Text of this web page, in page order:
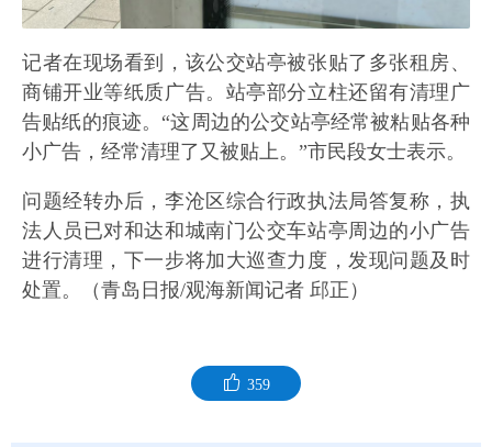
记者在现场看到，该公交站亭被张贴了多张租房、
商铺开业等纸质广告。站亭部分立柱还留有清理广
告贴纸的痕迹。“这周边的公交站亭经常被粘贴各种
小广告，经常清理了又被贴上。”市民段女士表示。
问题经转办后，李沧区综合行政执法局答复称，执
法人员已对和达和城南门公交车站亭周边的小广告
进行清理，下一步将加大巡查力度，发现问题及时
处置。（青岛日报/观海新闻记者 邱正）
359